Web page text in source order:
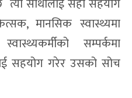
साथीलाई सही सहयोग
मानसिक स्वास्थ्यमा
सम्पर्कमा
सहयोग गरेर उसको सोच